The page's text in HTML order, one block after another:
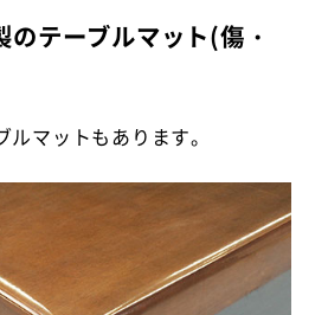
テーブルマット(傷・
マットもあります。